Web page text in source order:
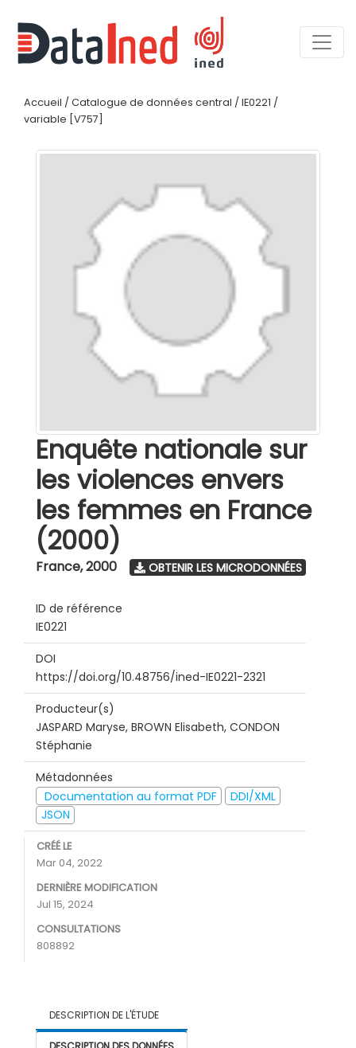
Accueil / Catalogue de données central / IE0221 /
variable [V757]
Enquête nationale sur
les violences envers
les femmes en France
(2000)
France,2000 OBTENIR LES MICRODONNÉES
ID de référence
IE0221
DOI
https://doi.org/10.48756/ined-IE0221-2321
Producteur(s)
JASPARD Maryse, BROWN Elisabeth, CONDON
Stéphanie
Métadonnées
Documentation au format PDF
DDI/XML
JSON
CRÉÉ LE
Mar 04, 2022
DERNIÈRE MODIFICATION
Jul 15, 2024
CONSULTATIONS
808892
DESCRIPTION DE L'ÉTUDE